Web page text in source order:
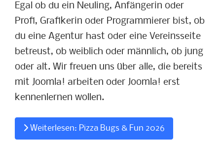
Egal ob du ein Neuling, Anfängerin oder
Profi, Grafikerin oder Programmierer bist, ob
du eine Agentur hast oder eine Vereinsseite
betreust, ob weiblich oder männlich, ob jung
oder alt. Wir freuen uns über alle, die bereits
mit Joomla! arbeiten oder Joomla! erst
kennenlernen wollen.
Weiterlesen: Pizza Bugs & Fun 2026